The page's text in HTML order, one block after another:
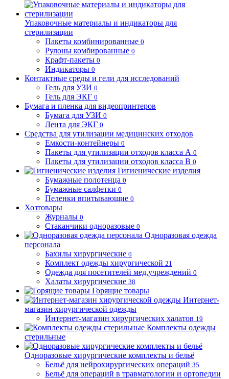
Упаковочные материалы и индикаторы для
стерилизации
Пакеты комбинированные 0
Рулоны комбированные 0
Крафт-пакеты 0
Индикаторы 0
Контактные среды и гели для исследований
Гель для УЗИ 0
Гель для ЭКГ 0
Бумага и пленка для видеопринтеров
Бумага для УЗИ 0
Лента для ЭКГ 0
Средства для утилизации медицинских отходов
Емкости-контейнеры 0
Пакеты для утилизации отходов класса А 0
Пакеты для утилизации отходов класса В 0
Гигиенические изделия
Бумажные полотенца 0
Бумажные салфетки 0
Пеленки впитывающие 0
Хозтовары
Журналы 0
Стаканчики одноразовые 0
Одноразовая одежда
персонала
Бахилы хирургические 0
Комплект одежды хирургической 21
Одежда для посетителей мед.учреждений 0
Халаты хирургические 38
Горящие товары
Интернет-
магазин хирургической одежды
Интернет-магазин хирургических халатов 19
Комплекты одежды
стерильные
Одноразовые хирургические комплекты и бельё
Бельё для нейрохирургических операций 35
Бельё для операций в травматологии и ортопедии